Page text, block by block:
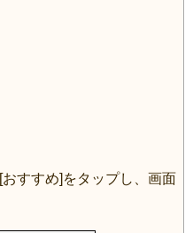
[おすすめ]をタップし、画面